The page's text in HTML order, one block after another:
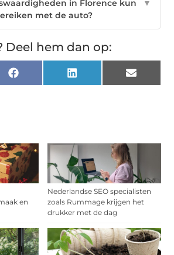
en
Nederlandse SEO specialisten
zoals Rummage krijgen het
drukker met de dag
in Florence kun
met de auto?
▼
Deel hem dan op:
Facebook LinkedIn Email